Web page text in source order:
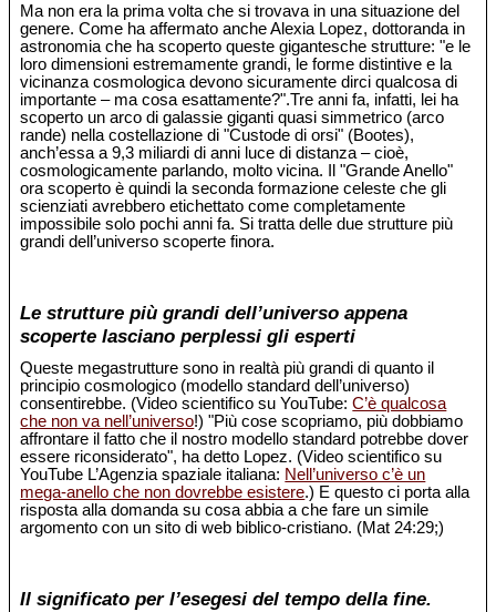
Ma non era la prima volta che si trovava in una situazione del
genere. Come ha affermato anche Alexia Lopez, dottoranda in
astronomia che ha scoperto queste gigantesche strutture: "e le
loro dimensioni estremamente grandi, le forme distintive e la
vicinanza cosmologica devono sicuramente dirci qualcosa di
importante – ma cosa esattamente?".Tre anni fa, infatti, lei ha
scoperto un arco di galassie giganti quasi simmetrico (arco
rande) nella costellazione di "Custode di orsi" (Bootes),
anch’essa a 9,3 miliardi di anni luce di distanza – cioè,
cosmologicamente parlando, molto vicina. Il "Grande Anello"
ora scoperto è quindi la seconda formazione celeste che gli
scienziati avrebbero etichettato come completamente
impossibile solo pochi anni fa. Si tratta delle due strutture più
grandi dell’universo scoperte finora.
Le strutture più grandi dell’universo appena
scoperte lasciano perplessi gli esperti
Queste megastrutture sono in realtà più grandi di quanto il
principio cosmologico (modello standard dell’universo)
consentirebbe. (Video scientifico su YouTube:C’è qualcosa
che non va nell’universo!) "Più cose scopriamo, più dobbiamo
affrontare il fatto che il nostro modello standard potrebbe dover
essere riconsiderato", ha detto Lopez. (Video scientifico su
YouTube L’Agenzia spaziale italiana: Nell’universo c’è un
mega-anello che non dovrebbe esistere.) E questo ci porta alla
risposta alla domanda su cosa abbia a che fare un simile
argomento con un sito di web biblico-cristiano. (Mat 24:29;)
Il significato per l’esegesi del tempo della fine.